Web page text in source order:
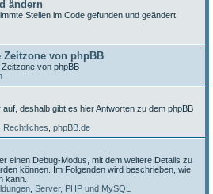
ändern
Stellen im Code gefunden und geändert
Zeitzone von phpBB
von phpBB
deshalb gibt es hier Antworten zu dem phpBB
Rechtliches phpBB.de
einen Debug-Modus, mit dem weitere Details zu
können. Im Folgenden wird beschrieben, wie
kann.
Server, PHP und MySQL